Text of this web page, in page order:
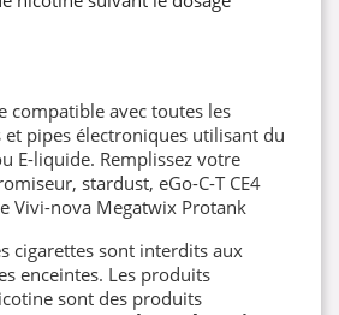
compatible avec toutes les
et pipes électroniques utilisant du
E-liquide. Remplissez votre
stardust, eGo-C-T CE4
Vivi-nova Megatwix Protank
cigarettes sont interdits aux
enceintes. Les produits
sont des produits